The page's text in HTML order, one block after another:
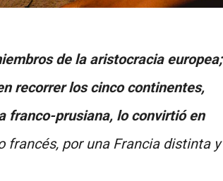
de la aristocracia europea;
recorrer los cinco continentes,
franco-prusiana, lo convirtió en
francés, por una Francia distinta y